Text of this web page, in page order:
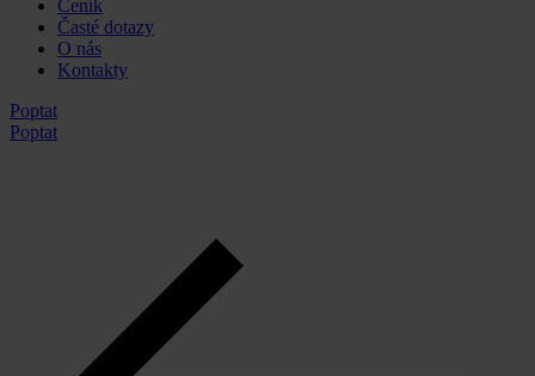
Ceník
Časté dotazy
O nás
Kontakty
Poptat
Poptat